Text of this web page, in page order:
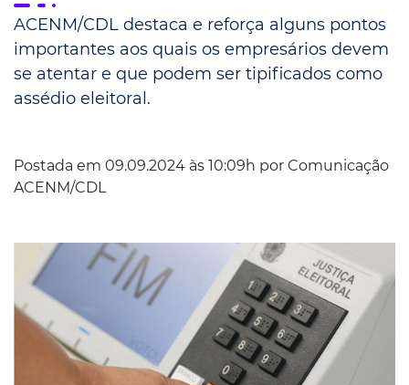
ACENM/CDL destaca e reforça alguns pontos
importantes aos quais os empresários devem
se atentar e que podem ser tipificados como
assédio eleitoral.
Postada em 09.09.2024 às 10:09h por Comunicação
ACENM/CDL